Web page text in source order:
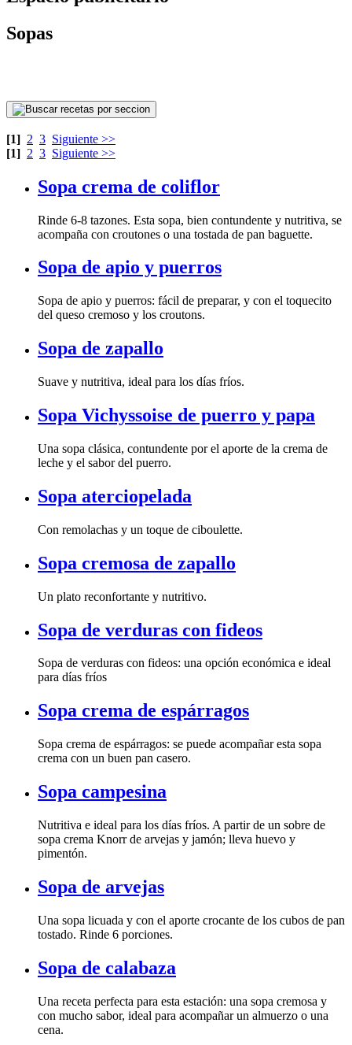
Sopas
[1] 2 3 Siguiente >>
[1] 2 3 Siguiente >>
Sopa crema de coliflor
acompaña con croutones o una tostada de pan baguette.
Sopa de apio y puerros
del queso cremoso y los croutons.
Sopa de zapallo
Suave y nutritiva, ideal para los días fríos.
Sopa Vichyssoise de puerro y papa
leche y el sabor del puerro.
Sopa aterciopelada
Con remolachas y un toque de ciboulette.
Sopa cremosa de zapallo
Un plato reconfortante y nutritivo.
Sopa de verduras con fideos
para días fríos
Sopa crema de espárragos
crema con un buen pan casero.
Sopa campesina
pimentón.
Sopa de arvejas
tostado. Rinde 6 porciones.
Sopa de calabaza
cena.